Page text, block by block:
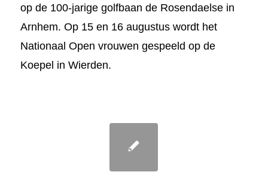
op de 100-jarige golfbaan de Rosendaelse in
Arnhem. Op 15 en 16 augustus wordt het
Nationaal Open vrouwen gespeeld op de
Koepel in Wierden.